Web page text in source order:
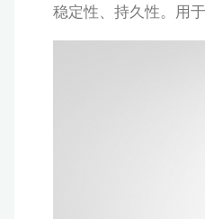
稳定性、持久性。用